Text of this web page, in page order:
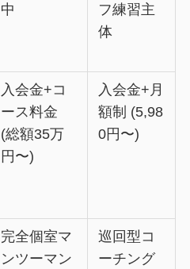
中
フ練習主
体
入会金+コ
ース料金
(総額35万
円〜)
入会金+月
額制 (5,98
0円〜)
完全個室マ
ンツーマン
巡回型コ
ーチング